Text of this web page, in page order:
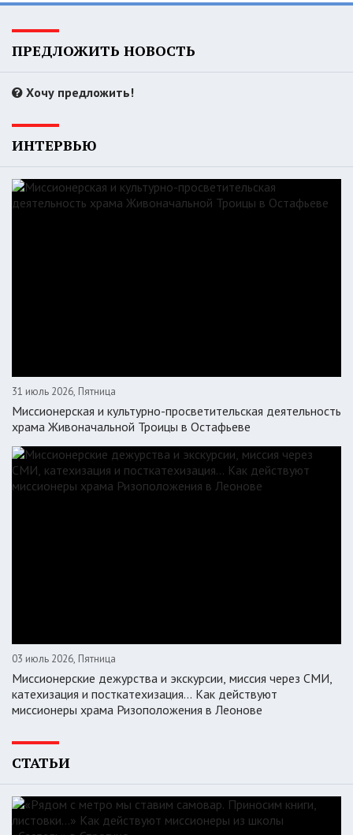
ПРЕДЛОЖИТЬ НОВОСТЬ
Хочу предложить!
ИНТЕРВЬЮ
31 июль 2026, Пятница
Миссионерская и культурно-просветительская деятельность
храма Живоначальной Троицы в Остафьеве
03 июль 2026, Пятница
Миссионерские дежурства и экскурсии, миссия через СМИ,
катехизация и посткатехизация… Как действуют
миссионеры храма Ризоположения в Леонове
СТАТЬИ